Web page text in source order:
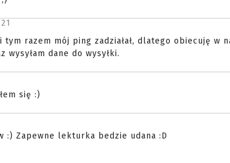
tym razem mój ping zadziałał, dlatego obiecuję w
wysyłam dane do wysyłki.
się :)
:) Zapewne lekturka bedzie udana :D